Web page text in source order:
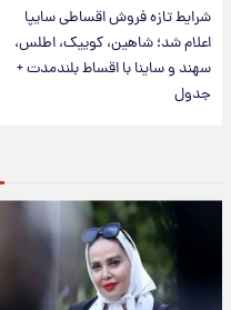
شرایط تازه فروش اقساطی سایپا
اعلام شد؛ شاهین، کوییک، اطلس،
سهند و ساینا با اقساط بلندمدت +
جدول